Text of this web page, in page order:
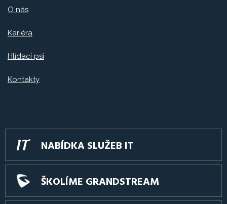
O nás
Kariéra
Hlídací psi
Kontakty
NABÍDKA SLUŽEB IT
ŠKOLÍME GRANDSTREAM